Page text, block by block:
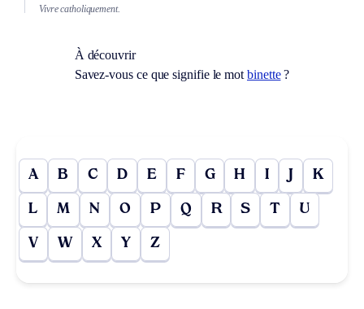
Vivre catholiquement.
À découvrir
Savez-vous ce que signifie le mot binette?
A B C D E F G H I J K
L M N O P Q R S T U
V W X Y Z